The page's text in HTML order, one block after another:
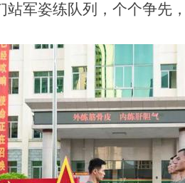
军姿练队列，个个争先